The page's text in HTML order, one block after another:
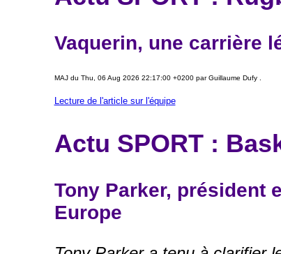
Vaquerin, une carrière
MAJ du Thu, 06 Aug 2026 22:17:00 +0200 par Guillaume Dufy .
Lecture de l'article sur l'équipe
Actu SPORT :
Tony Parker, président
Europe